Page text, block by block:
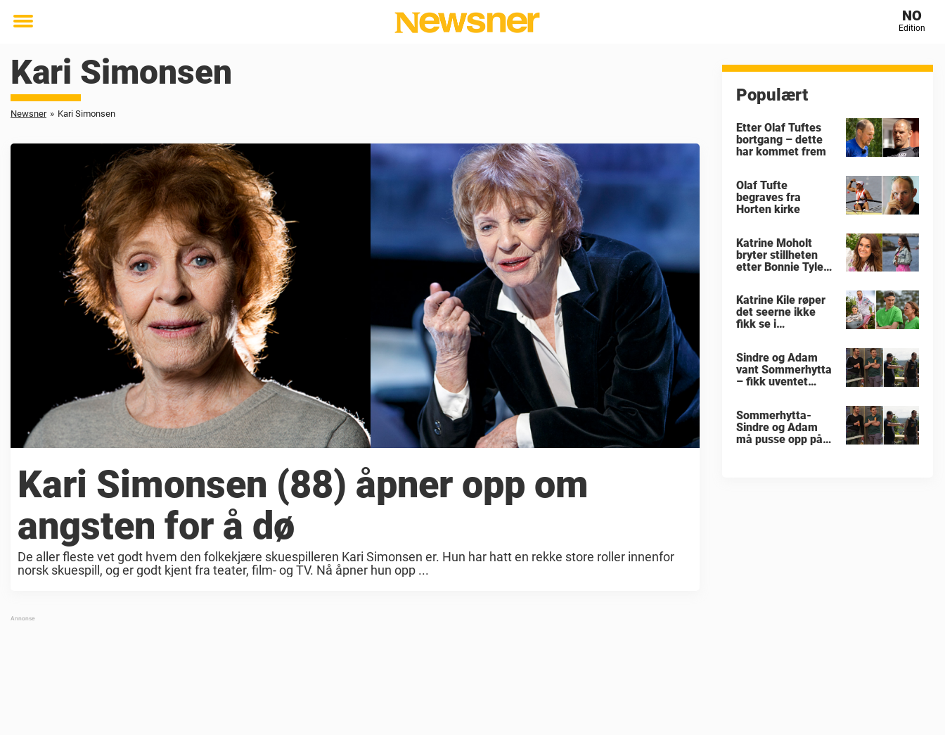
Toggle
NO
Edition
Kari Simonsen
Newsner » Kari Simonsen
Kari Simonsen (88) åpner opp om
angsten for å dø
De aller fleste vet godt hvem den folkekjære skuespilleren Kari Simonsen er. Hun har hatt en rekke store roller innenfor
norsk skuespill, og er godt kjent fra teater, film- og TV. Nå åpner hun opp ...
Populært
Etter Olaf Tuftes
bortgang – dette
har kommet frem
Olaf Tufte
begraves fra
Horten kirke
Katrine Moholt
bryter stillheten
etter Bonnie Tylers
Katrine Kile røper
det seerne ikke
fikk se i
Sindre og Adam
vant Sommerhytta
– fikk uventet
Sommerhytta-
Sindre og Adam
må pusse opp på